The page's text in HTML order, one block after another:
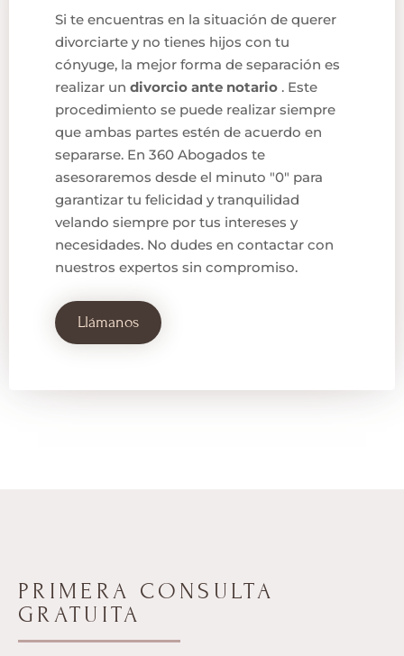
Si te encuentras en la situación de querer
divorciarte y no tienes hijos con tu
cónyuge, la mejor forma de separación es
realizar un divorcio ante notario . Este
procedimiento se puede realizar siempre
que ambas partes estén de acuerdo en
separarse. En 360 Abogados te
asesoraremos desde el minuto "0" para
garantizar tu felicidad y tranquilidad
velando siempre por tus intereses y
necesidades. No dudes en contactar con
nuestros expertos sin compromiso.
Llámanos
PRIMERA CONSULTA
GRATUITA